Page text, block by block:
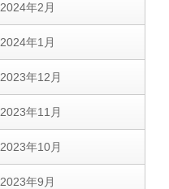
2024年2月
2024年1月
2023年12月
2023年11月
2023年10月
2023年9月